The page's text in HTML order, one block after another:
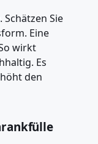
Sie
Eine
wirkt
Es
den